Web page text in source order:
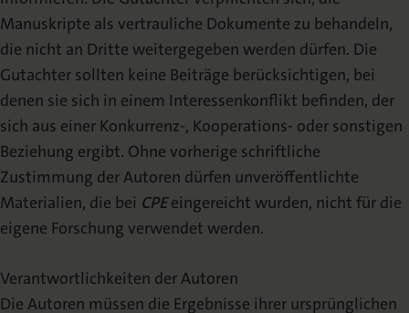
Manuskripte als vertrauliche Dokumente zu behandeln,
die nicht an Dritte weitergegeben werden dürfen. Die
Gutachter sollten keine Beiträge berücksichtigen, bei
denen sie sich in einem Interessenkonflikt befinden, der
sich aus einer Konkurrenz-, Kooperations- oder sonstigen
Beziehung ergibt. Ohne vorherige schriftliche
Zustimmung der Autoren dürfen unveröffentlichte
Materialien, die bei CPEeingereicht wurden, nicht für die
eigene Forschung verwendet werden.
Verantwortlichkeiten der Autoren
Die Autoren müssen die Ergebnisse ihrer ursprünglichen